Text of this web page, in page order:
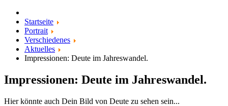
Startseite
Portrait
Verschiedenes
Aktuelles
Impressionen: Deute im Jahreswandel.
Impressionen: Deute im Jahreswandel.
Hier könnte auch Dein Bild von Deute zu sehen sein...